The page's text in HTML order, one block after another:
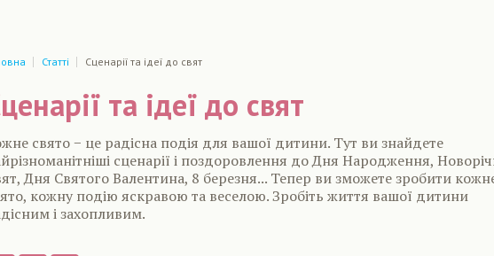
Статті Сценарiї та iдеї до свят
та iдеї до свят
свято − це радісна подія для вашої дитини. Тут ви знайдете
сценарії і поздоровлення до Дня Народження,
Дня Святого Валентина, 8 березня... Тепер ви зможете зробити
кожну подію яскравою та веселою. Зробіть життя вашої дитини
і захопливим.